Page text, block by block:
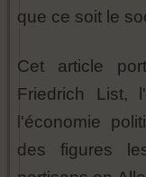
que ce soit le
Cet article
Friedrich List,
l'économie
des figures